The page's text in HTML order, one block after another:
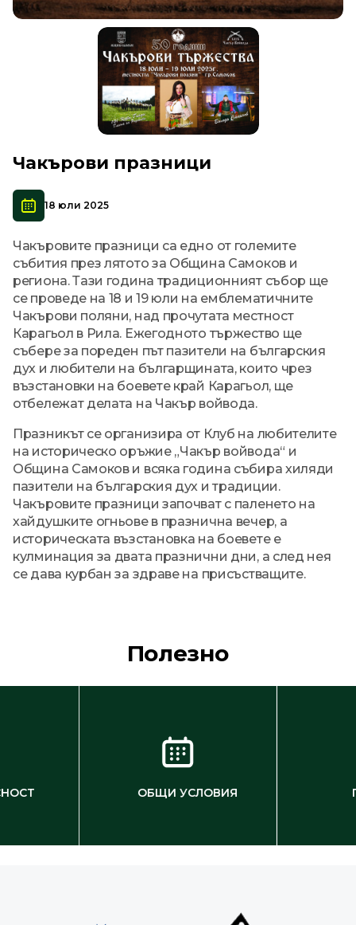
Чакърови празници
18 юли 2025
Чакъровите празници са едно от големите
събития през лятото за Община Самоков и
региона. Тази година традиционният събор ще
се проведе на 18 и 19 юли на емблематичните
Чакърови поляни, над прочутата местност
Карагьол в Рила. Ежегодното тържество ще
събере за пореден път пазители на българския
дух и любители на българщината, които чрез
възстановки на боевете край Карагьол, ще
отбележат делата на Чакър войвода.
Празникът се организира от Клуб на любителите
на историческо оръжие „Чакър войвода“ и
Община Самоков и всяка година събира хиляди
пазители на българския дух и традиции.
Чакъровите празници започват с паленето на
хайдушките огньове в празнична вечер, а
историческата възстановка на боевете е
кулминация за двата празнични дни, а след нея
се дава курбан за здраве на присъстващите.
Полезно
ОБЩИ УСЛОВИЯ